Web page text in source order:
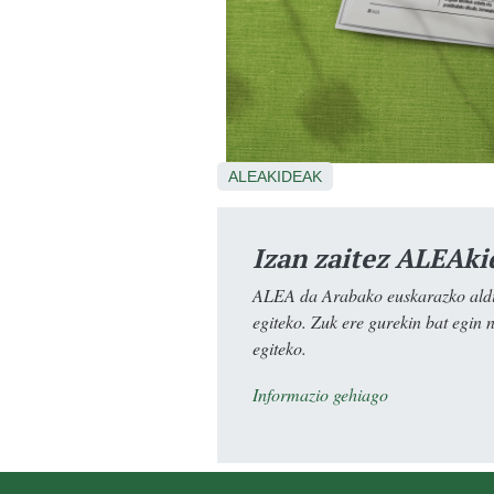
ALEAKIDEAK
Izan zaitez
ALEA da Arabako euskarazko
egiteko. Zuk ere gurekin bat egin
egiteko.
Informazio gehiago